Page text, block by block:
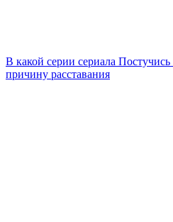
В какой серии сериала
причину расставания